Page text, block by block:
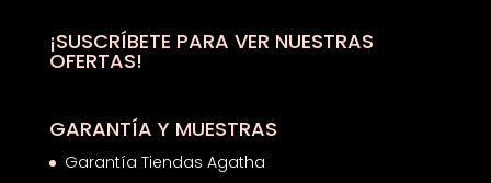
¡SUSCRÍBETE PARA VER NUESTRAS
OFERTAS!
GARANTÍA Y MUESTRAS
Garantía Tiendas Agatha